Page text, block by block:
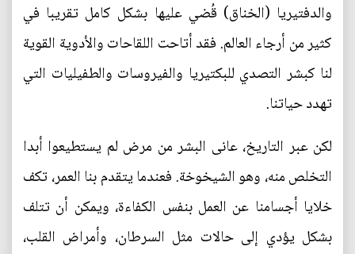
والدفتيريا (الخناق) قُضي عليها بشكل كامل تقريبا في
كثير من أرجاء العالم. فقد أتاحت اللقاحات والأدوية القوية
لنا كبشر التصدي للبكتيريا والفيروسات والطفيليات التي
تهدد حياتنا.
لكن عبر التاريخ، عانى البشر من مرض لم يستطيعوا أبدا
التخلص منه، وهو الشيخوخة. فعندما يتقدم بنا العمر، تكف
خلايا أجسامنا عن العمل بنفس الكفاءة، ويمكن أن تتلف
بشكل يؤدي إلى حالات مثل السرطان، وأمراض القلب،